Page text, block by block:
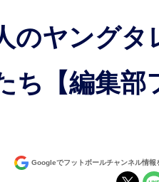
ち【編集部
Googleでフットボールチャンネル情報